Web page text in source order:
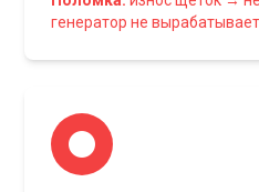
генератор не